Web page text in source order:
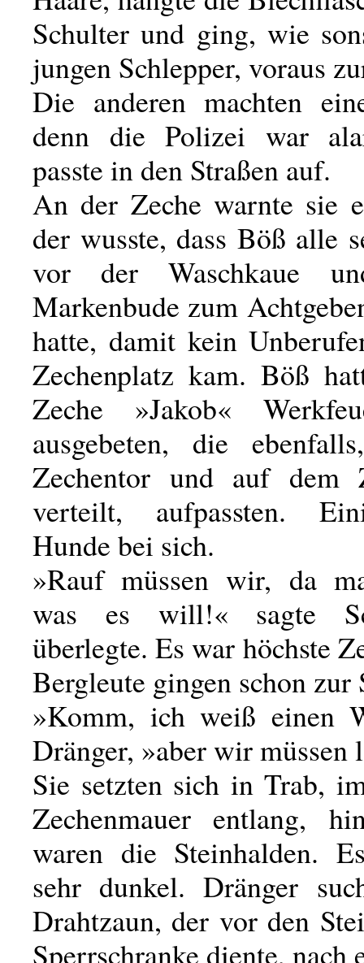
Schulter und ging, wie
jungen Schlepper, voraus
Die anderen machten
denn die Polizei war
passte in den Straßen auf.
An der Zeche warnte sie
der wusste, dass Böß alle
vor der Waschkaue
Markenbude zum
hatte, damit kein
Zechenplatz kam. Böß
Zeche »Jakob«
ausgebeten, die
Zechentor und auf dem
verteilt, aufpassten.
Hunde bei sich.
»Rauf müssen wir, da
was es will!« sagte
überlegte. Es war höchste
Bergleute gingen schon zur
»Komm, ich weiß einen
Dränger, »aber wir müssen
Sie setzten sich in Trab,
Zechenmauer entlang,
waren die Steinhalden.
sehr dunkel. Dränger
Drahtzaun, der vor den
Sperrschranke diente, nach